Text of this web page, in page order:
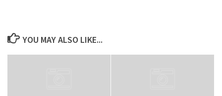
YOU MAY ALSO LIKE...